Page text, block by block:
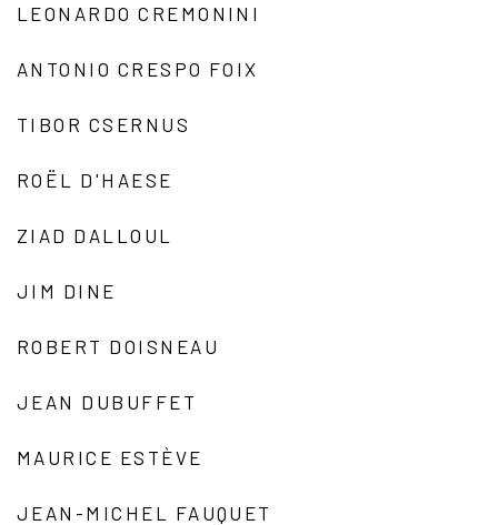
LEONARDO CREMONINI
ANTONIO CRESPO FOIX
TIBOR CSERNUS
ROËL D'HAESE
ZIAD DALLOUL
JIM DINE
ROBERT DOISNEAU
JEAN DUBUFFET
MAURICE ESTÈVE
JEAN-MICHEL FAUQUET